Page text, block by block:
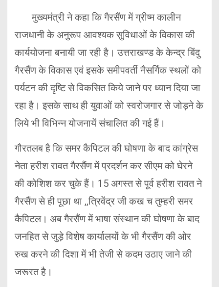
मुख्यमंत्री ने कहा कि गैरसैंण में ग्रीष्म कालीन
राजधानी के अनुरूप आवश्यक सुविधाओं के विकास की
कार्ययोजना बनायी जा रही है। उत्तराखण्ड के केन्द्र बिंदु
गैरसैंण के विकास एवं इसके समीपवर्ती नैसर्गिक स्थलों को
पर्यटन की दृष्टि से विकसित किये जाने पर ध्यान दिया जा
रहा है। इसके साथ ही युवाओं को स्वरोजगार से जोड़ने के
लिये भी विभिन्न योजनायें संचालित की गई हैं।
गौरतलब है कि समर कैपिटल की घोषणा के बाद कांग्रेस
नेता हरीश रावत गैरसैंण में प्रदर्शन कर सीएम को घेरने
की कोशिश कर चुके हैं। 15 अगस्त से पूर्व हरीश रावत ने
गैरसैंण से ही पूछा था ,,त्रिवेंद्र जी कख च तुम्हरी समर
कैपिटल। अब गैरसैंण में भाषा संस्थान की घोषणा के बाद
जनहित से जुड़े विशेष कार्यालयों के भी गैरसैंण की ओर
रुख करने की दिशा में भी तेजी से कदम उठाए जाने की
जरूरत है।